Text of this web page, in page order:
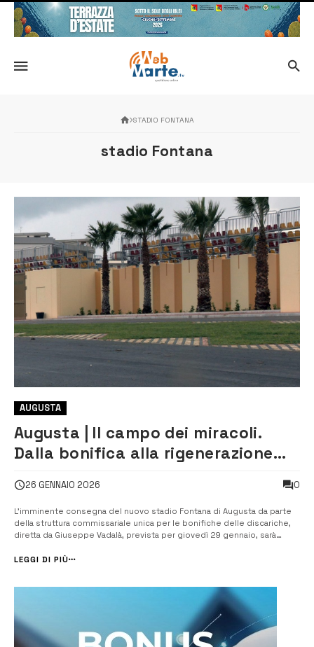
STADIO FONTANA
stadio Fontana
AUGUSTA
Augusta | Il campo dei miracoli.
Dalla bonifica alla rigenerazione
26 GENNAIO 2026 0
L’imminente consegna del nuovo stadio Fontana di Augusta da parte
della struttura commissariale unica per le bonifiche delle discariche,
diretta da Giuseppe Vadalà, prevista per giovedì 29 gennaio, sarà
intitolato “Il campo dei miracoli: dalla bonifica alla rigenerazione...
LEGGI DI PIÙ